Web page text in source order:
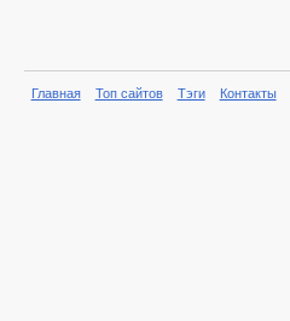
Главная Топ сайтов Тэги Контакты